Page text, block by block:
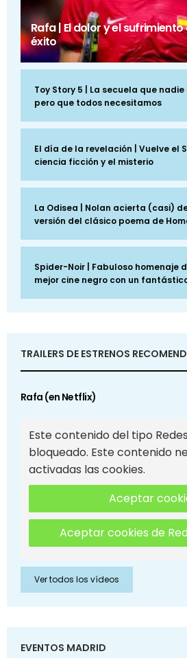
Rafa | El dolor y el
éxito
Toy Story 5 | La secuela que
pero que todos necesitamos
El día de la revelación | Vuelve el
ciencia ficción y el misterio
La Odisea | Nolan acierta (casi)
versión del clásico poema de
Spider-Noir | Fabuloso homenaje
mejor cine negro con un
TRAILERS DE ESTRENOS
Rafa (en Netflix)
Este contenido del tipo
bloqueado. Este contenido
activadas las cookies.
Aceptar
Aceptar cookies de
Ver todos los vídeos
EVENTOS MADRID